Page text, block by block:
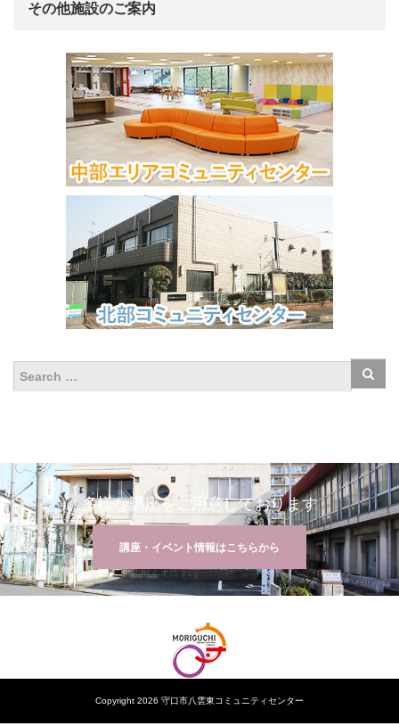
その他施設のご案内
多様な講座をご用意しております
講座・イベント情報はこちらから
Copyright 2026 守口市八雲東コミュニティセンター